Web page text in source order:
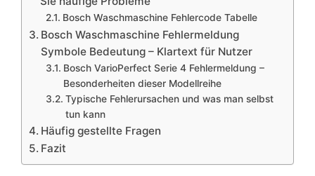
Bosch Waschmaschine Fehlercode Tabelle
Bosch Waschmaschine Fehlermeldung
Symbole Bedeutung – Klartext für Nutzer
Bosch VarioPerfect Serie 4 Fehlermeldung –
Besonderheiten dieser Modellreihe
Typische Fehlerursachen und was man selbst
tun kann
Häufig gestellte Fragen
Fazit